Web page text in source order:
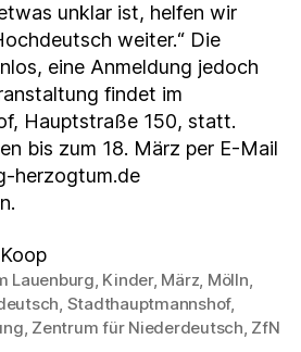
unklar ist, helfen wir
weiter.“ Die
eine Anmeldung jedoch
findet im
Hauptstraße 150, statt.
bis zum 18. März per E-Mail
herzogtum.de
Lauenburg Kinder, März Mölln
Stadthauptmannshof,
Zentrum für Niederdeutsch ZfN